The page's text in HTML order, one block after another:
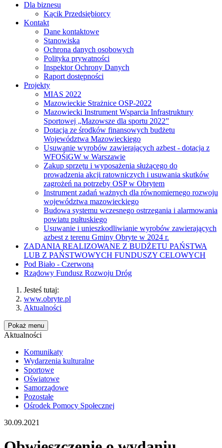
Dla biznesu
Kącik Przedsiębiorcy
Kontakt
Dane kontaktowe
Stanowiska
Ochrona danych osobowych
Polityka prywatności
Inspektor Ochrony Danych
Raport dostępności
Projekty
MIAS 2022
Mazowieckie Strażnice OSP-2022
Mazowiecki Instrument Wsparcia Infrastruktury
Sportowej „Mazowsze dla sportu 2022”
Dotacja ze środków finansowych budżetu
Województwa Mazowieckiego
Usuwanie wyrobów zawierających azbest - dotacja z
WFOŚiGW w Warszawie
Zakup sprzętu i wyposażenia służącego do
prowadzenia akcji ratowniczych i usuwania skutków
zagrożeń na potrzeby OSP w Obrytem
Instrument zadań ważnych dla równomiernego rozwoju
województwa mazowieckiego
Budowa systemu wczesnego ostrzegania i alarmowania
powiatu pułtuskiego
Usuwanie i unieszkodliwianie wyrobów zawierających
azbest z terenu Gminy Obryte w 2024 r.
ZADANIA REALIZOWANE Z BUDŻETU PAŃSTWA
LUB Z PAŃSTWOWYCH FUNDUSZY CELOWYCH
Pod Biało - Czerwoną
Rządowy Fundusz Rozwoju Dróg
Jesteś tutaj:
www.obryte.pl
Aktualności
Pokaż menu
Aktualności
Komunikaty
Wydarzenia kulturalne
Sportowe
Oświatowe
Samorządowe
Pozostałe
Ośrodek Pomocy Społecznej
30.09.2021